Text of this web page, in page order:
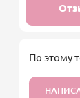
По этому